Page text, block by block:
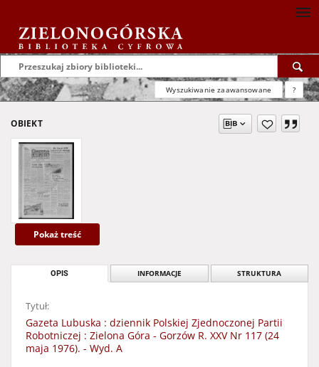
Wyszukiwanie zaawansowane ?
OBIEKT
Pokaż treść
OPIS INFORMACJE STRUKTURA
Tytuł:
Gazeta Lubuska : dziennik Polskiej Zjednoczonej Partii
Robotniczej : Zielona Góra - Gorzów R. XXV Nr 117 (24
maja 1976). - Wyd. A